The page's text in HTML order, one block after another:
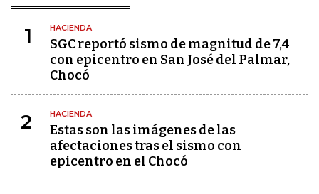
1 HACIENDA
SGC reportó sismo de magnitud de 7,4
con epicentro en San José del Palmar,
Chocó
2 HACIENDA
Estas son las imágenes de las
afectaciones tras el sismo con
epicentro en el Chocó